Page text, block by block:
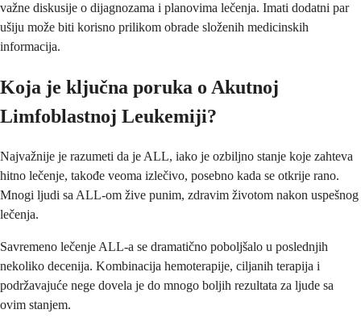
važne diskusije o dijagnozama i planovima lečenja. Imati dodatni par
ušiju može biti korisno prilikom obrade složenih medicinskih
informacija.
Koja je ključna poruka o Akutnoj
Limfoblastnoj Leukemiji?
Najvažnije je razumeti da je ALL, iako je ozbiljno stanje koje zahteva
hitno lečenje, takođe veoma izlečivo, posebno kada se otkrije rano.
Mnogi ljudi sa ALL-om žive punim, zdravim životom nakon uspešnog
lečenja.
Savremeno lečenje ALL-a se dramatično poboljšalo u poslednjih
nekoliko decenija. Kombinacija hemoterapije, ciljanih terapija i
podržavajuće nege dovela je do mnogo boljih rezultata za ljude sa
ovim stanjem.